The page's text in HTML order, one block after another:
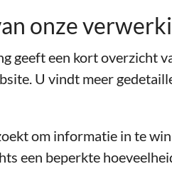
onze
geeft een kort overzicht
U vindt meer
om informatie in te
een beperkte